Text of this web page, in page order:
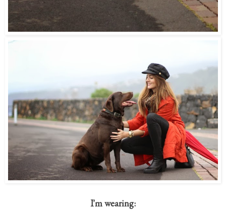
I'm wearing: